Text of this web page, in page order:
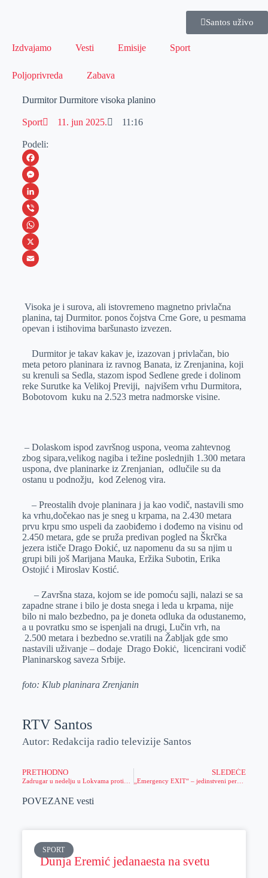
Santos uživo
Izdvajamo Vesti Emisije Sport
Poljoprivreda Zabava
Durmitor Durmitore visoka planino
Sport 11. jun 2025. 11:16
Podeli:
F
a
c
e
b
o
M
e
s
s
e
e
r
L
i
n
k
n
V
i
b
W
h
A
X
a
i
Visoka je i surova, ali istovremeno magnetno privlačna
planina, taj Durmitor. ponos čojstva Crne Gore, u pesmama
opevan i istihovima baršunasto izvezen.
Durmitor je takav kakav je, izazovan j privlačan, bio
meta petoro planinara iz ravnog Banata, iz Zrenjanina, koji
su krenuli sa Sedla, stazom ispod Sedlene grede i dolinom
reke Surutke ka Velikoj Previji, najvišem vrhu Durmitora,
Bobotovom kuku na 2.523 metra nadmorske visine.
– Dolaskom ispod završnog uspona, veoma zahtevnog
zbog sipara,velikog nagiba i težine poslednjih 1.300 metara
uspona, dve planinarke iz Zrenjanian, odlučile su da
ostanu u podnožju, kod Zelenog vira.
– Preostalih dvoje planinara j ja kao vodič, nastavili smo
ka vrhu,dočekao nas je sneg u krpama, na 2.430 metara
prvu krpu smo uspeli da zaobiđemo i dođemo na visinu od
2.450 metara, gde se pruža predivan pogled na Škrčka
jezera ističe Drago Đokić, uz napomenu da su sa njim u
grupi bili još Marijana Mauka, Eržika Subotin, Erika
Ostojić i Miroslav Kostić.
– Završna staza, kojom se ide pomoću sajli, nalazi se sa
zapadne strane i bilo je dosta snega i leda u krpama, nije
bilo ni malo bezbedno, pa je doneta odluka da odustanemo,
a u povratku smo se ispenjali na drugi, Lučin vrh, na
2.500 metara i bezbedno se.vratili na Žabljak gde smo
nastavili uživanje – dodaje Drago Ðokiċ, licencirani vodič
Planinarskog saveza Srbije.
foto: Klub planinara Zrenjanin
RTV Santos
Autor: Redakcija radio televizije Santos
PRETHODNO SLEDEĆE
POVEZANE vesti
SPORT
Dunja Eremić jedanaesta na svetu